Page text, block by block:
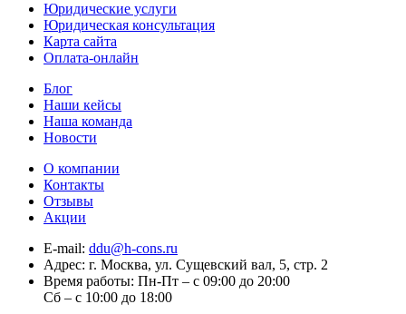
Юридические услуги
Юридическая консультация
Карта сайта
Оплата-онлайн
Блог
Наши кейсы
Наша команда
Новости
О компании
Контакты
Отзывы
Акции
E-mail: ddu@h-cons.ru
Адрес: г. Москва, ул. Сущевский вал, 5, стр. 2
Время работы: Пн-Пт – с 09:00 до 20:00
Сб – с 10:00 до 18:00